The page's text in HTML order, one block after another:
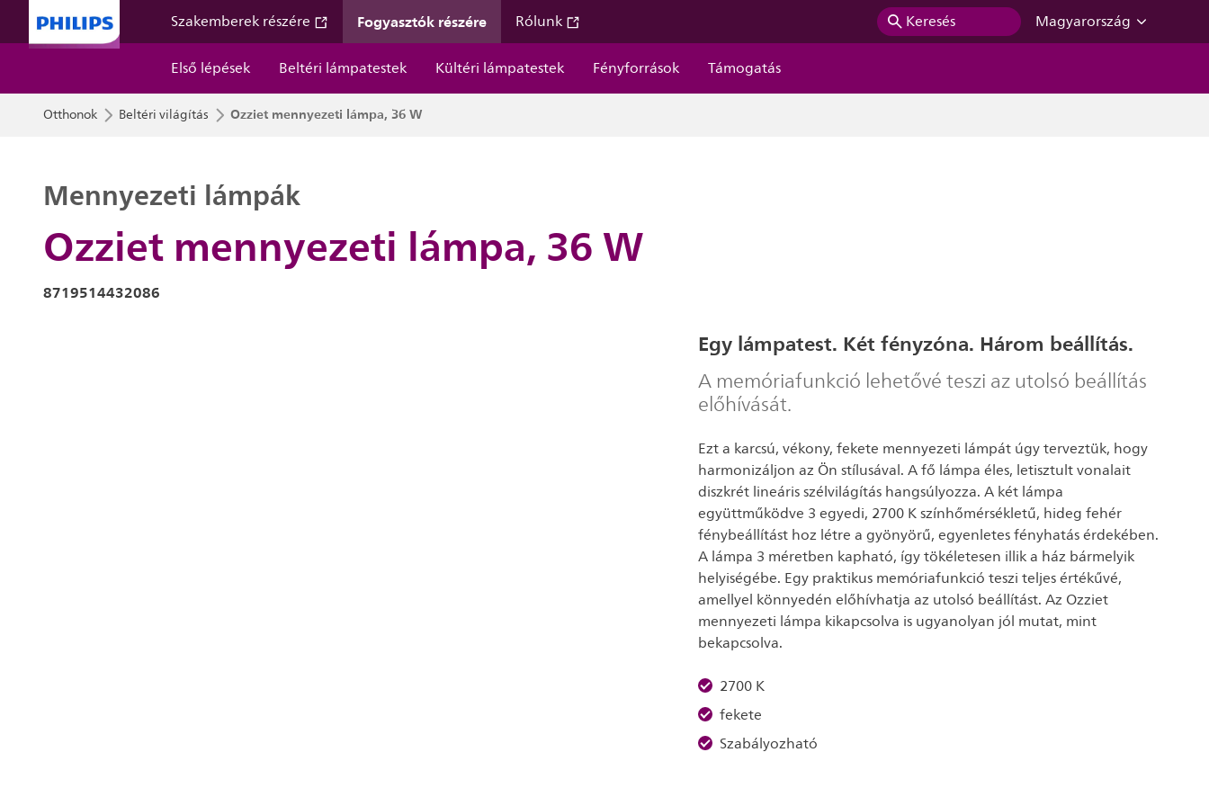
Szakemberek részére Fogyasztók részére Rólunk Keresés
Magyarország
Első lépések
Beltéri lámpatestek Kültéri lámpatestek Fényforrások Támogatás
Otthonok Beltéri világítás Ozziet mennyezeti lámpa, 36 W
Ozziet mennyezeti lámpa, 36 W
Mennyezeti lámpák
8719514432086
Egy lámpatest. Két fényzóna. Három beállítás.
A memóriafunkció lehetővé teszi az utolsó beállítás
előhívását.
Ezt a karcsú, vékony, fekete mennyezeti lámpát úgy terveztük, hogy
harmonizáljon az Ön stílusával. A fő lámpa éles, letisztult vonalait
diszkrét lineáris szélvilágítás hangsúlyozza. A két lámpa
együttműködve 3 egyedi, 2700 K színhőmérsékletű, hideg fehér
fénybeállítást hoz létre a gyönyörű, egyenletes fényhatás érdekében.
A lámpa 3 méretben kapható, így tökéletesen illik a ház bármelyik
helyiségébe. Egy praktikus memóriafunkció teszi teljes értékűvé,
amellyel könnyedén előhívhatja az utolsó beállítást. Az Ozziet
mennyezeti lámpa kikapcsolva is ugyanolyan jól mutat, mint
bekapcsolva.
2700 K
fekete
Szabályozható